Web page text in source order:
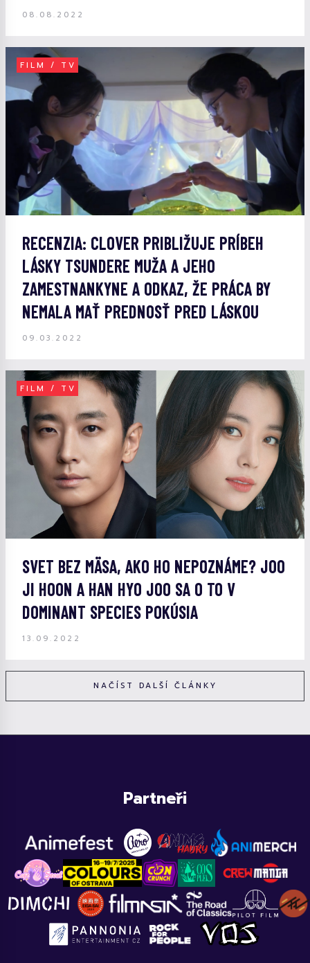
08.08.2022
FILM / TV
RECENZIA: CLOVER PRIBLIŽUJE PRÍBEH
LÁSKY TSUNDERE MUŽA A JEHO
ZAMESTNANKYNE A ODKAZ, ŽE PRÁCA BY
NEMALA MAŤ PREDNOSŤ PRED LÁSKOU
09.03.2022
FILM / TV
SVET BEZ MÄSA, AKO HO NEPOZNÁME? JOO
JI HOON A HAN HYO JOO SA O TO V
DOMINANT SPECIES POKÚSIA
13.09.2022
NAČÍST DALŠÍ ČLÁNKY
Partneři